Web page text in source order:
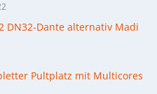
DN32-Dante alternativ Madi
Pultplatz mit Multicores